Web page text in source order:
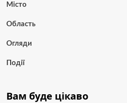
Місто
Область
Огляди
Події
Вам буде цікаво